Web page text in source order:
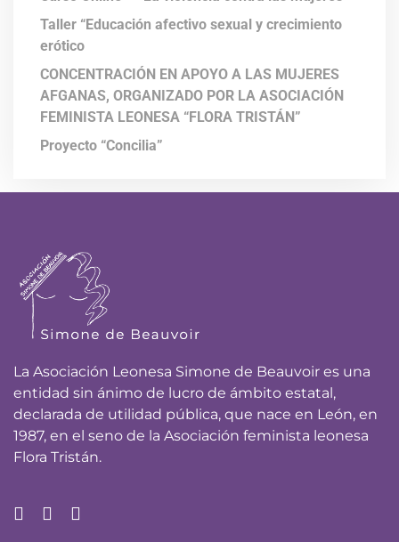
Taller “Educación afectivo sexual y crecimiento
erótico
CONCENTRACIÓN EN APOYO A LAS MUJERES
AFGANAS, ORGANIZADO POR LA ASOCIACIÓN
FEMINISTA LEONESA “FLORA TRISTÁN”
Proyecto “Concilia”
La Asociación Leonesa Simone de Beauvoir es una
entidad sin ánimo de lucro de ámbito estatal,
declarada de utilidad pública, que nace en León, en
1987, en el seno de la Asociación feminista leonesa
Flora Tristán.